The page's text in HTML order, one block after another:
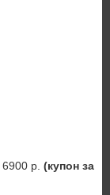
р. (купон за